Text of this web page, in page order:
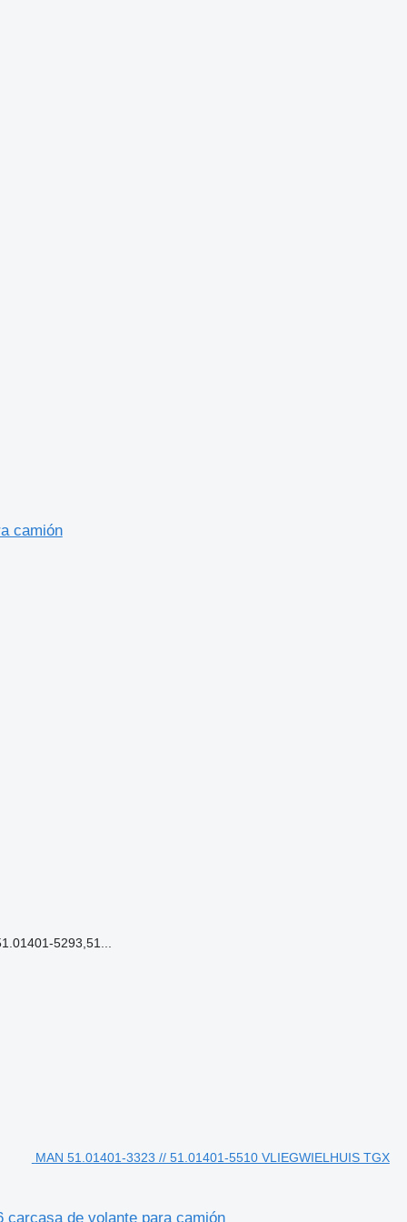
camión
5293,51...
MAN 51.01401-3323 // 51.01401-5510 VLIEGWIELHUIS TGX
carcasa de volante para camión